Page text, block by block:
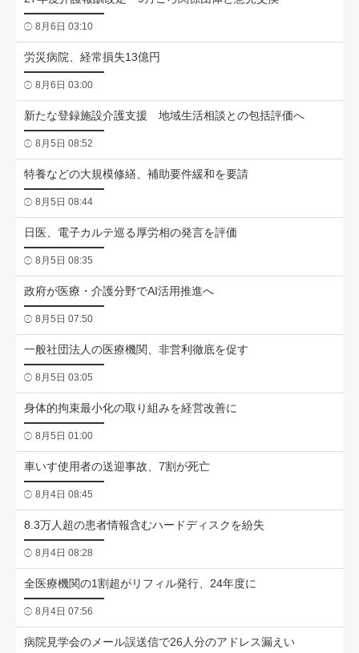
8月6日 03:10
労災病院、経常損失13億円
8月6日 03:00
新たな登録施設介護支援 地域生活相談との包括評価へ
8月5日 08:52
特養などの大規模修繕、補助要件緩和を要請
8月5日 08:44
日医、電子カルテ巡る厚労相の発言を評価
8月5日 08:35
政府が医療・介護分野でAI活用推進へ
8月5日 07:50
一般社団法人の医療機関、非営利徹底を促す
8月5日 03:05
身体的拘束最小化の取り組みを経営改善に
8月5日 01:00
車いす使用者の送迎事故、7割が死亡
8月4日 08:45
8.3万人超の患者情報含むハードディスクを紛失
8月4日 08:28
全医療機関の1割超がリフィル発行、24年度に
8月4日 07:56
病院見学会のメール誤送信で26人分のアドレス漏えい